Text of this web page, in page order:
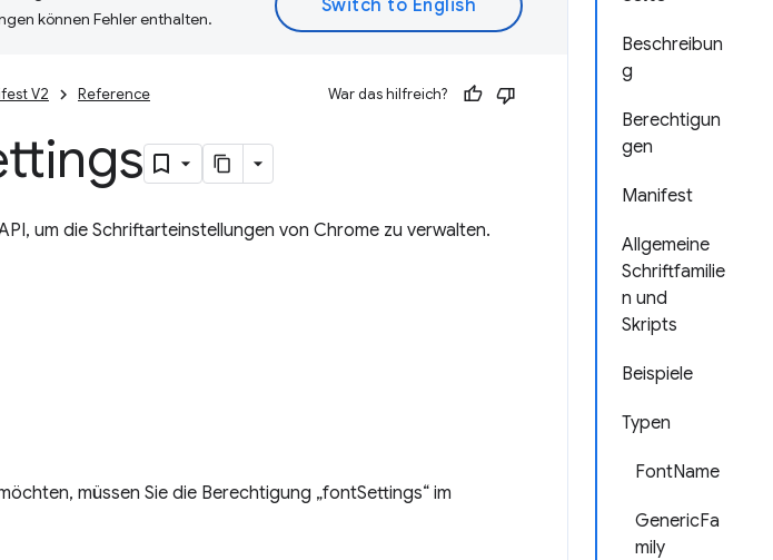
Beschreibun
g
Berechtigun
gen
Manifest
Allgemeine
Schriftfamilie
n und
Skripts
Beispiele
Typen
FontName
GenericFa
mily
können Fehler enthalten.
V2 Reference War das hilfreich?
um die Schriftarteinstellungen von Chrome zu verwalten.
müssen Sie die Berechtigung „fontSettings“ im